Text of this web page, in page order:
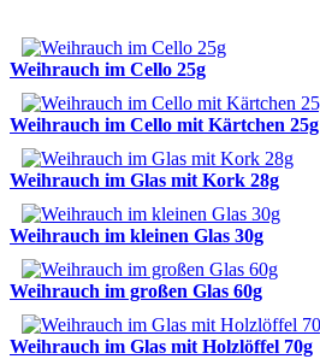
Weihrauch im Cello 25g
Weihrauch im Cello mit Kärtchen 25g
Weihrauch im Glas mit Kork 28g
Weihrauch im kleinen Glas 30g
Weihrauch im großen Glas 60g
Weihrauch im Glas mit Holzlöffel 70g